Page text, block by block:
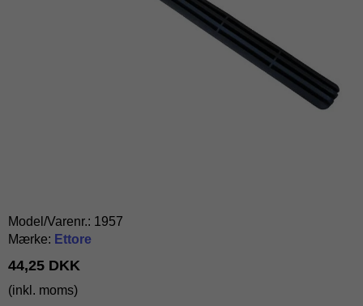
Model/Varenr.: 1957
Mærke: Ettore
44,25 DKK
(inkl. moms)